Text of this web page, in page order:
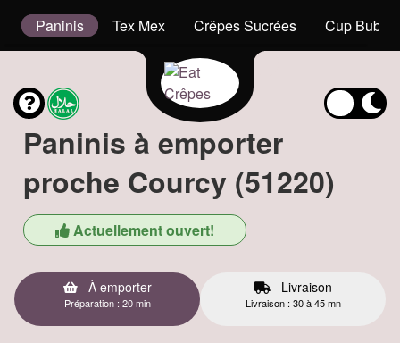
Paninis Tex Mex Crêpes Sucrées Cup
Paninis à emporter
proche Courcy (51220)
Actuellement ouvert!
À emporter
Préparation : 20 min
Livraison
Livraison : 30 à 45 mn